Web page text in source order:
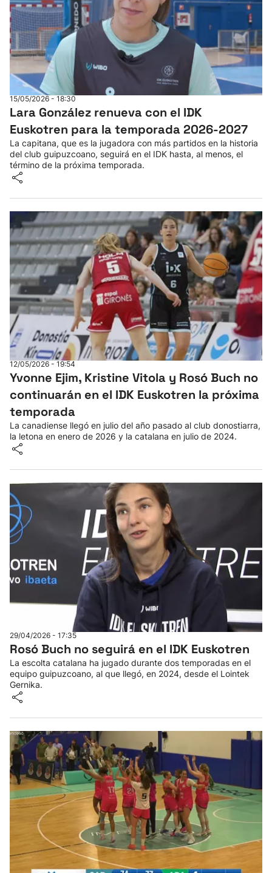
15/05/2026 - 18:30
Lara González renueva con el IDK
Euskotren para la temporada 2026-2027
La capitana, que es la jugadora con más partidos en la historia
del club guipuzcoano, seguirá en el IDK hasta, al menos, el
término de la próxima temporada.
12/05/2026 - 19:54
Yvonne Ejim, Kristine Vitola y Rosó Buch no
continuarán en el IDK Euskotren la próxima
temporada
La canadiense llegó en julio del año pasado al club donostiarra,
la letona en enero de 2026 y la catalana en julio de 2024.
29/04/2026 - 17:35
Rosó Buch no seguirá en el IDK Euskotren
La escolta catalana ha jugado durante dos temporadas en el
equipo guipuzcoano, al que llegó, en 2024, desde el Lointek
Gernika.